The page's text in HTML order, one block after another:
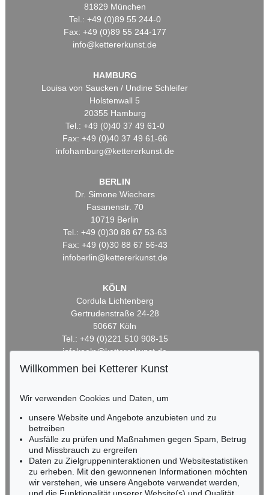
81829 München
Tel.: +49 (0)89 55 244-0
Fax: +49 (0)89 55 244-177
info@kettererkunst.de
HAMBURG
Louisa von Saucken / Undine Schleifer
Holstenwall 5
20355 Hamburg
Tel.: +49 (0)40 37 49 61-0
Fax: +49 (0)40 37 49 61-66
infohamburg@kettererkunst.de
BERLIN
Dr. Simone Wiechers
Fasanenstr. 70
10719 Berlin
Tel.: +49 (0)30 88 67 53-63
Fax: +49 (0)30 88 67 56-43
infoberlin@kettererkunst.de
KÖLN
Cordula Lichtenberg
Gertrudenstraße 24-28
50667 Köln
Tel.: +49 (0)221 510 908-15
infokoeln@kettererkunst.de
HESSEN
Miriam Heß
Tel.: +49 (0)62 21 58 80-038
Fax: +49 (0)62 21 58 80-595
infoheidelberg@kettererkunst.de
NORDDEUTSCHLAND
Willkommen bei Ketterer Kunst
Wir verwenden Cookies und Daten, um
unsere Website und Angebote anzubieten und zu
betreiben
Ausfälle zu prüfen und Maßnahmen gegen Spam, Betrug
und Missbrauch zu ergreifen
Daten zu Zielgruppeninteraktionen und Websitestatistiken
zu erheben. Mit den gewonnenen Informationen möchten
wir verstehen, wie unsere Angebote verwendet werden,